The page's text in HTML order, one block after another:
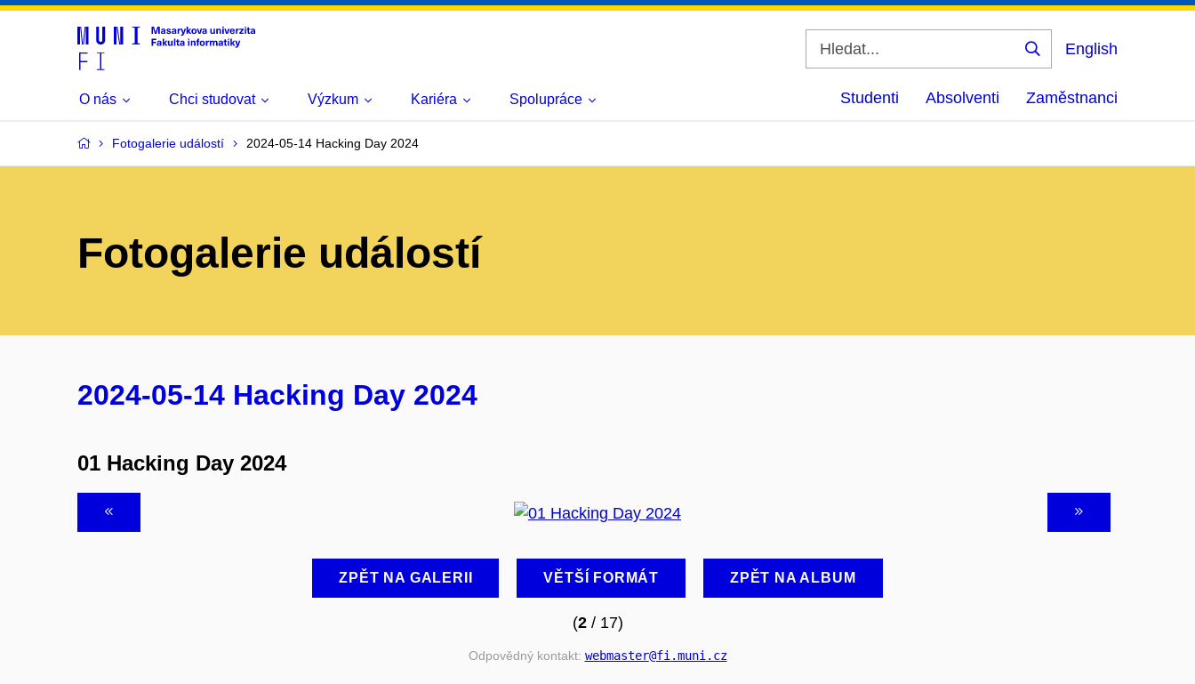
Vyhledat
English
O nás Chci studovat Výzkum Kariéra Spolupráce Studenti Absolventi Zaměstnanci
Fotogalerie událostí 2024-05-14 Hacking Day 2024
Fotogalerie událostí
2024-05-14 Hacking Day 2024
01 Hacking Day 2024
ZPĚT NA GALERII VĚTŠÍ FORMÁT ZPĚT NA ALBUM
(2/ 17)
Odpovědný kontakt: webmaster@fi .muni .cz